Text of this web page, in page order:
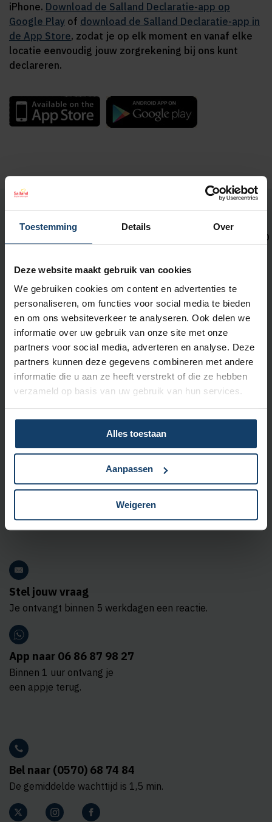
Toestemming Details Over
Deze website maakt gebruik van cookies
We gebruiken cookies om content en advertenties te
personaliseren, om functies voor social media te bieden
en om ons websiteverkeer te analyseren. Ook delen we
informatie over uw gebruik van onze site met onze
partners voor social media, adverteren en analyse. Deze
partners kunnen deze gegevens combineren met andere
informatie die u aan ze heeft verstrekt of die ze hebben
verzameld op basis van uw gebruik van hun services.
Alles toestaan
Aanpassen
Weigeren
iPhone. Download de Salland Declaratie-app op
Google Play of download de Salland Declaratie-app in
de App Store, zodat je op elk moment en vanaf elke
locatie eenvoudig jouw zorgrekening bij ons kunt
declareren.
Neem contact met ons op
Wij zijn bereikbaar op maandag t/m vrijdag tussen 08:00 en 18:00
spraak.
Bekijk de contactmogelijkheden voor zorgaanbieders.
Aanmelden nieuwsbrief
Wil je op de hoogte blijven van nieuws en leuke activiteiten? Schrijf je
Stel jouw vraag
Je ontvangt binnen 5 werkdagen een reactie.
App naar 06 86 87 98 27
Binnen 1 uur ontvang je
een appje terug.
Bel naar (0570) 68 74 84
De gemiddelde wachttijd is 1,5 min.